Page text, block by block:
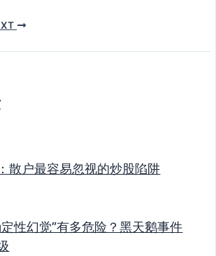
散户最容易忽视的炒股陷阱
性幻觉”有多危险？黑天鹅事件